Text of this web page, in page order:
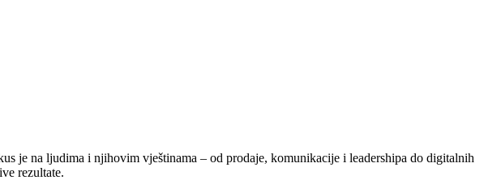
je na ljudima i njihovim vještinama – od prodaje, komunikacije i leadershipa do digitalnih
rezultate.